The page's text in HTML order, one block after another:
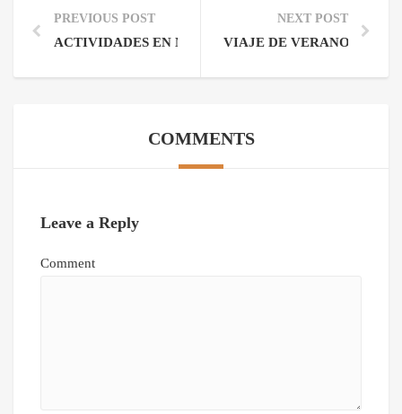
PREVIOUS POST
ACTIVIDADES EN MARRUECOS
NEXT POST
VIAJE DE VERANO A
COMMENTS
Leave a Reply
Comment